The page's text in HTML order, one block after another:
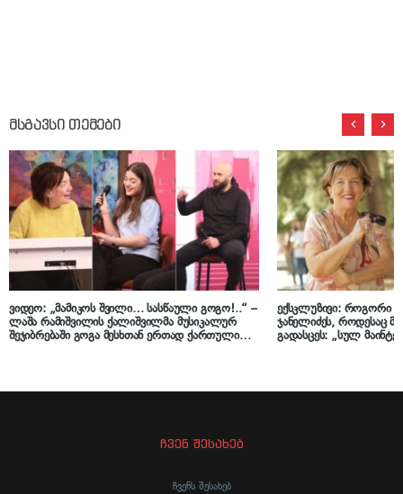
მსგავსი თემები
ვიდეო: „მამიკოს შვილი… სასწაული გოგო!..“ –
ლაშა რამიშვილის ქალიშვილმა მუსიკალურ
შეჯიბრებაში გოგა მესხთან ერთად ქართული
ექსკლუზივი: როგორი
ჯანელიძეს, როდესაც
გადასცეს: „სულ
ჩვენ შესახებ
ჩვენს შესახებ